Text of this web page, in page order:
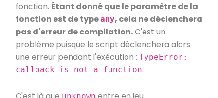
fonction. Étant donné que le paramètre de la
fonction est de typeany, cela ne déclenchera
pas d'erreur de compilation.C'est un
problème puisque le script déclenchera alors
une erreur pendant l'exécution : TypeError:
callback is not a function.
C'est là que unknown entre en jeu.